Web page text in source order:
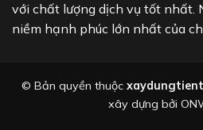
với chất lượng dịch vụ tốt nhất.
niềm hạnh phúc lớn nhất của
© Bản quyền thuộc
xây dựng bởi